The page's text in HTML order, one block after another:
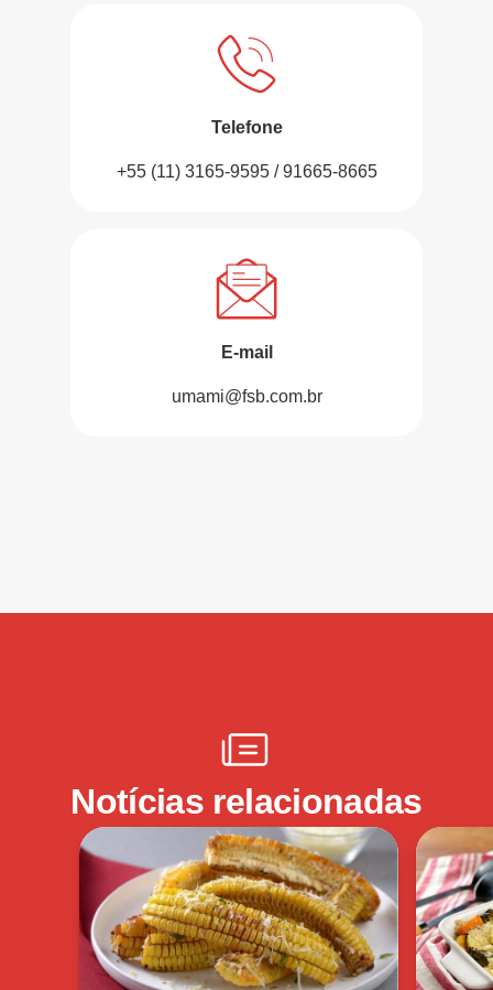
Telefone
+55 (11) 3165-9595 / 91665-8665
E-mail
umami@fsb.com.br
Notícias relacionadas